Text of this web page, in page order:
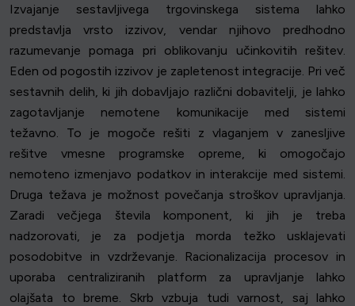
Izvajanje sestavljivega trgovinskega sistema lahko
predstavlja vrsto izzivov, vendar njihovo predhodno
razumevanje pomaga pri oblikovanju učinkovitih rešitev.
Eden od pogostih izzivov je zapletenost integracije. Pri več
sestavnih delih, ki jih dobavljajo različni dobavitelji, je lahko
zagotavljanje nemotene komunikacije med sistemi
težavno. To je mogoče rešiti z vlaganjem v zanesljive
rešitve vmesne programske opreme, ki omogočajo
nemoteno izmenjavo podatkov in interakcije med sistemi.
Druga težava je možnost povečanja stroškov upravljanja.
Zaradi večjega števila komponent, ki jih je treba
nadzorovati, je za podjetja morda težko usklajevati
posodobitve in vzdrževanje. Racionalizacija procesov in
uporaba centraliziranih platform za upravljanje lahko
olajšata to breme. Skrb vzbuja tudi varnost, saj lahko